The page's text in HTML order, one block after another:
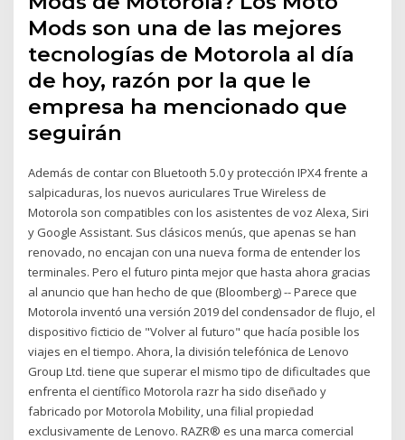
Mods son una de las mejores
tecnologías de Motorola al día
de hoy, razón por la que le
empresa ha mencionado que
seguirán
Además de contar con Bluetooth 5.0 y protección IPX4 frente a
salpicaduras, los nuevos auriculares True Wireless de
Motorola son compatibles con los asistentes de voz Alexa, Siri
y Google Assistant. Sus clásicos menús, que apenas se han
renovado, no encajan con una nueva forma de entender los
terminales. Pero el futuro pinta mejor que hasta ahora gracias
al anuncio que han hecho de que (Bloomberg) -- Parece que
Motorola inventó una versión 2019 del condensador de flujo, el
dispositivo ficticio de "Volver al futuro" que hacía posible los
viajes en el tiempo. Ahora, la división telefónica de Lenovo
Group Ltd. tiene que superar el mismo tipo de dificultades que
enfrenta el científico Motorola razr ha sido diseñado y
fabricado por Motorola Mobility, una filial propiedad
exclusivamente de Lenovo. RAZR® es una marca comercial